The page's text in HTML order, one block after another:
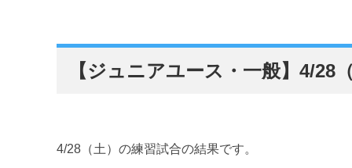
【ジュニアユース・一般】4/28
4/28（土）の練習試合の結果です。